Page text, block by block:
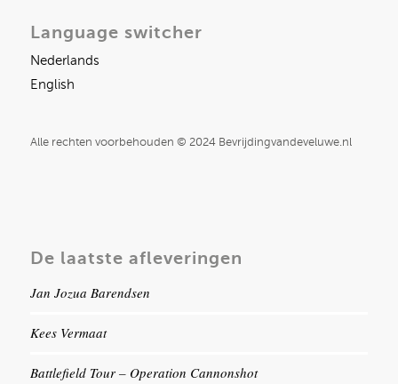
Language switcher
Nederlands
English
Alle rechten voorbehouden © 2024 Bevrijdingvandeveluwe.nl
De laatste afleveringen
Jan Jozua Barendsen
Kees Vermaat
Battlefield Tour – Operation Cannonshot